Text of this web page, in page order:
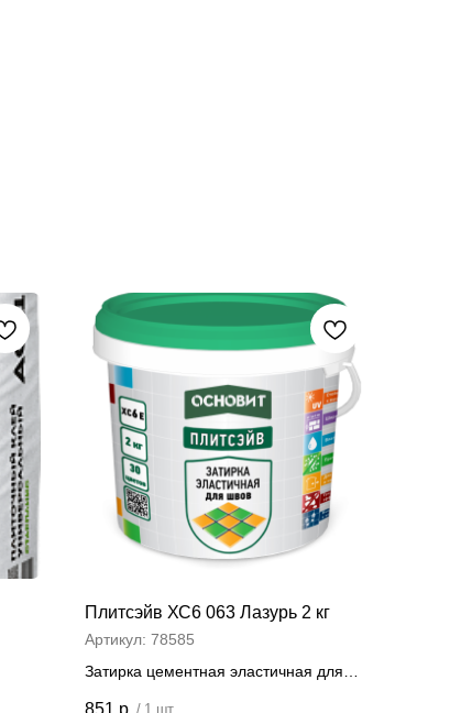
Плитсэйв ХС6 063 Лазурь 2 кг
Артикул: 78585
Затирка цементная эластичная для
/ 1 шт